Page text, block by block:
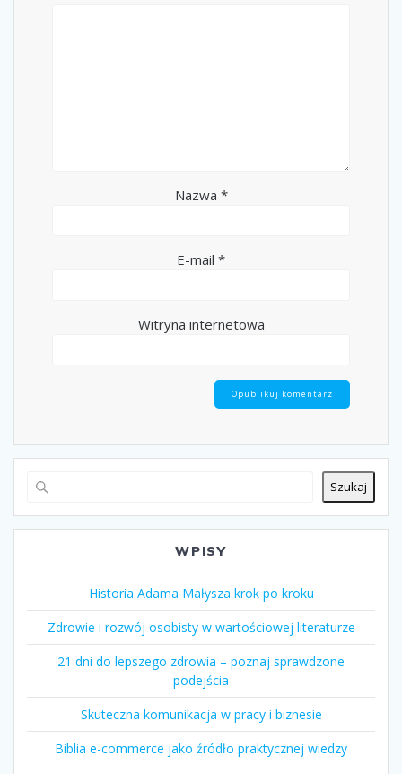
Nazwa *
E-mail *
Witryna internetowa
Szukaj
WPISY
Historia Adama Małysza krok po kroku
Zdrowie i rozwój osobisty w wartościowej literaturze
21 dni do lepszego zdrowia – poznaj sprawdzone
podejścia
Skuteczna komunikacja w pracy i biznesie
Biblia e-commerce jako źródło praktycznej wiedzy